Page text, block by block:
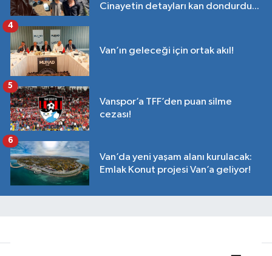
Cinayetin detayları kan dondurdu...
Van’ın geleceği için ortak akıl!
4
Vanspor’a TFF’den puan silme
cezası!
5
Van’da yeni yaşam alanı kurulacak:
Emlak Konut projesi Van’a geliyor!
6